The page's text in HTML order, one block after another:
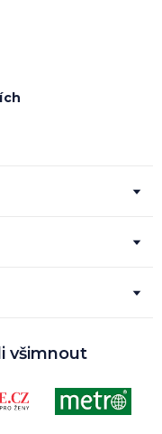
všimnout